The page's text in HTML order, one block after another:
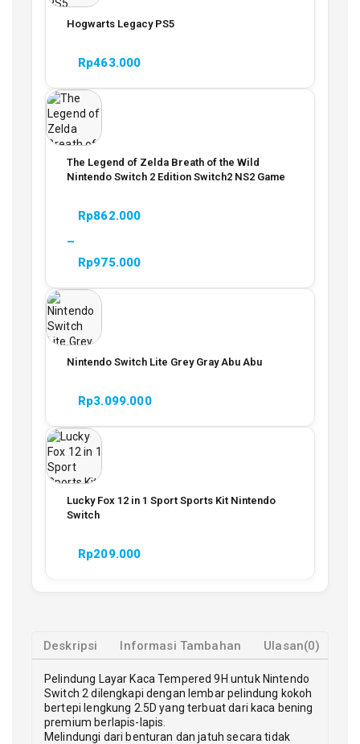
Hogwarts Legacy PS5
Rp463.000
The Legend of Zelda Breath of the Wild
Nintendo Switch 2 Edition Switch2 NS2 Game
Rp862.000
–
Rp975.000
Nintendo Switch Lite Grey Gray Abu Abu
Rp3.099.000
Lucky Fox 12 in 1 Sport Sports Kit Nintendo
Switch
Rp209.000
Deskripsi Informasi Tambahan Ulasan(0)
Pelindung Layar Kaca Tempered 9H untuk Nintendo
Switch 2 dilengkapi dengan lembar pelindung kokoh
bertepi lengkung 2.5D yang terbuat dari kaca bening
premium berlapis-lapis.
Melindungi dari benturan dan jatuh secara tidak